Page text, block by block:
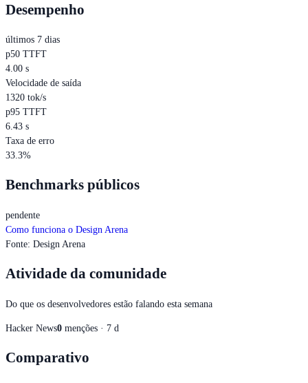
Desempenho
últimos 7 dias
p50 TTFT
4.00 s
Velocidade de saída
1320 tok/s
p95 TTFT
6.43 s
Taxa de erro
33.3%
Benchmarks públicos
pendente
Como funciona o Design Arena
Fonte: Design Arena
Atividade da comunidade
Do que os desenvolvedores estão falando esta semana
Hacker News0 menções · 7 d
Comparativo